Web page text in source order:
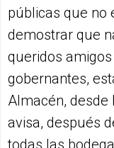
públicas que no
demostrar que
queridos
gobernantes,
Almacén, desde
avisa, después
todas las